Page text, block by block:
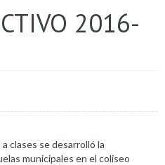
2016-
clases se desarrolló la
municipales en el coliseo